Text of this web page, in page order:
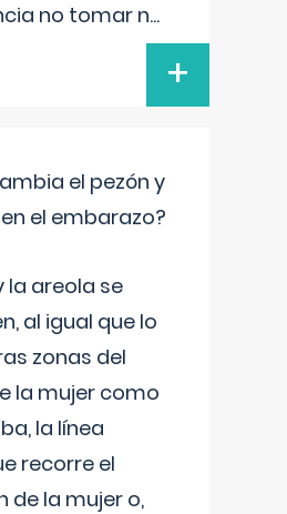
no tomar n...
+
el pezón y
el embarazo?
la areola se
al igual que lo
zonas del
la mujer como
la línea
recorre el
de la mujer o,